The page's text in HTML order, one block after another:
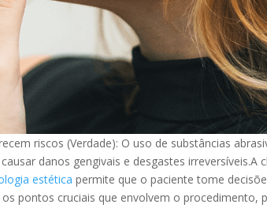
riscos (Verdade): O uso de substâncias
danos gengivais e desgastes irreversíveis.A
estética permite que o paciente tome
pontos cruciais que envolvem o procedimento,